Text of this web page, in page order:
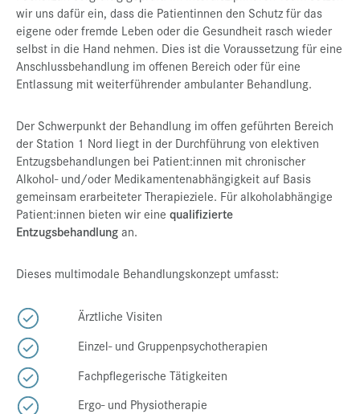
de |en
wir uns dafür ein, dass die Patientinnen den Schutz für das
eigene oder fremde Leben oder die Gesundheit rasch wieder
selbst in die Hand nehmen. Dies ist die Voraussetzung für eine
Anschlussbehandlung im offenen Bereich oder für eine
Entlassung mit weiterführender ambulanter Behandlung.
Der Schwerpunkt der Behandlung im offen geführten Bereich
der Station 1 Nord liegt in der Durchführung von elektiven
Entzugsbehandlungen bei Patient:innen mit chronischer
Alkohol- und/oder Medikamentenabhängigkeit auf Basis
gemeinsam erarbeiteter Therapieziele. Für alkoholabhängige
Patient:innen bieten wir eine qualifizierte
Entzugsbehandlungan.
Dieses multimodale Behandlungskonzept umfasst:
Ärztliche Visiten
Einzel- und Gruppenpsychotherapien
Fachpflegerische Tätigkeiten
Ergo- und Physiotherapie